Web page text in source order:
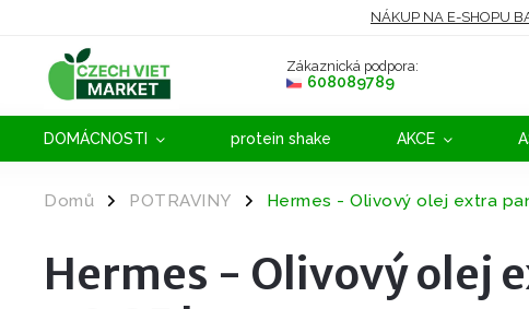
NÁKUP NA E-SHOPU
Zákaznická podpora:
608089789
DOMÁCNOSTI protein shake AKCE
Domů / POTRAVINY / Hermes - Olivový olej extra
Hermes - Olivový olej